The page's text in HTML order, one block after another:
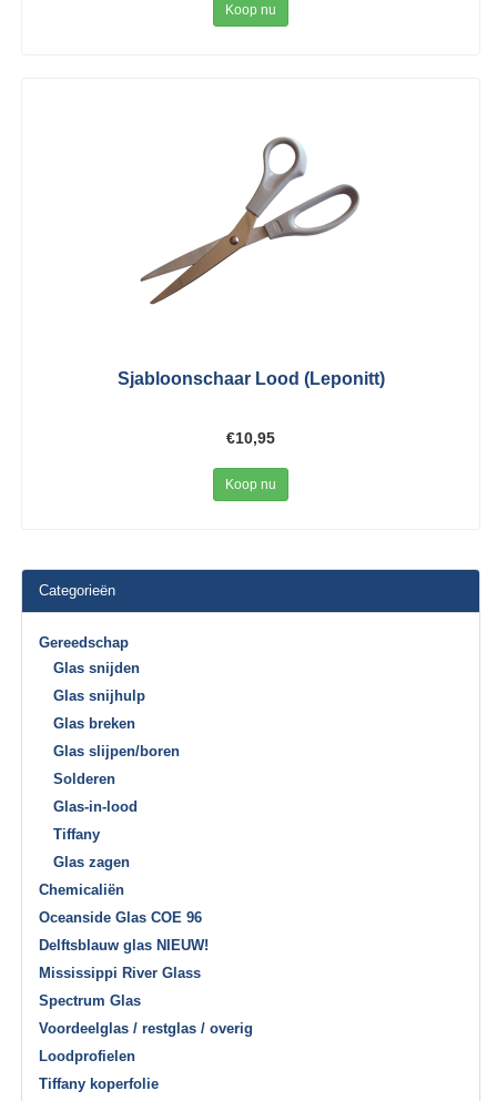
Koop nu
Sjabloonschaar Lood (Leponitt)
€10,95
Koop nu
Categorieën
Gereedschap
Glas snijden
Glas snijhulp
Glas breken
Glas slijpen/boren
Solderen
Glas-in-lood
Tiffany
Glas zagen
Chemicaliën
Oceanside Glas COE 96
Delftsblauw glas NIEUW!
Mississippi River Glass
Spectrum Glas
Voordeelglas / restglas / overig
Loodprofielen
Tiffany koperfolie